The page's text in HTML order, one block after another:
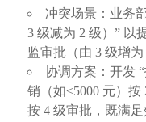
冲突场景：业务
3 级减为 2 级）” 以
监审批（由 3 级增为
协调方案：开发
销（如≤5000 元）按
按 4 级审批，既满